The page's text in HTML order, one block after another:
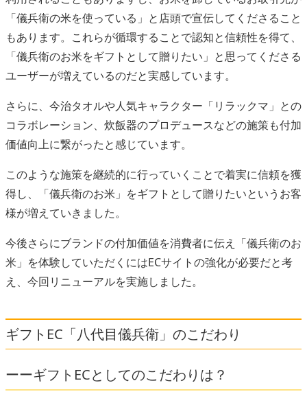
「儀兵衛の米を使っている」と店頭で宣伝してくださること
もあります。これらが循環することで認知と信頼性を得て、
「儀兵衛のお米をギフトとして贈りたい」と思ってくださる
ユーザーが増えているのだと実感しています。
さらに、今治タオルや人気キャラクター「リラックマ」との
コラボレーション、炊飯器のプロデュースなどの施策も付加
価値向上に繋がったと感じています。
このような施策を継続的に行っていくことで着実に信頼を獲
得し、「儀兵衛のお米」をギフトとして贈りたいというお客
様が増えていきました。
今後さらにブランドの付加価値を消費者に伝え「儀兵衛のお
米」を体験していただくにはECサイトの強化が必要だと考
え、今回リニューアルを実施しました。
ギフトEC「八代目儀兵衛」のこだわり
ーーギフトECとしてのこだわりは？